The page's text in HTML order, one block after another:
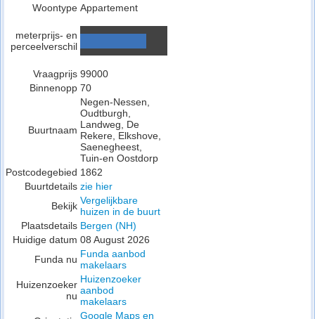
Woontype Appartement
meterprijs- en
perceelverschil
Vraagprijs 99000
Binnenopp 70
Buurtnaam
Negen-Nessen,
Oudtburgh,
Landweg, De
Rekere, Elkshove,
Saenegheest,
Tuin-en Oostdorp
Postcodegebied 1862
Buurtdetails zie hier
Bekijk Vergelijkbare
huizen in de buurt
Plaatsdetails Bergen (NH)
Huidige datum 08 August 2026
Funda nu Funda aanbod
makelaars
Huizenzoeker
nu
Huizenzoeker
aanbod
makelaars
Google Maps en